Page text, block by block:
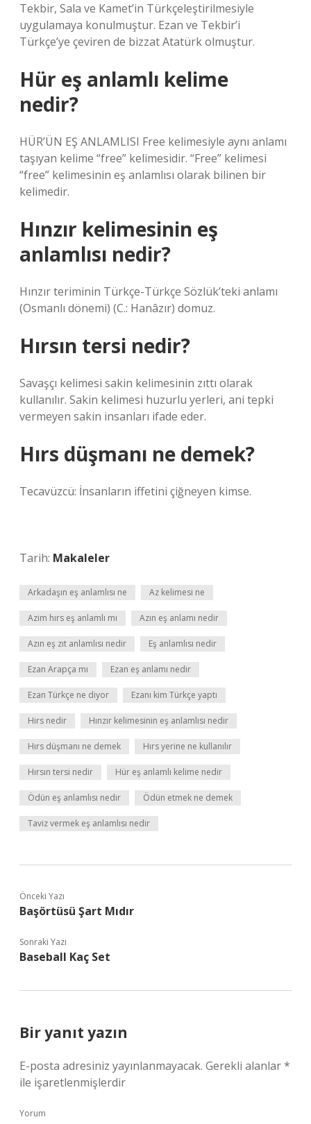
Tekbir, Sala ve Kamet’in Türkçeleştirilmesiyle
uygulamaya konulmuştur. Ezan ve Tekbir’i
Türkçe’ye çeviren de bizzat Atatürk olmuştur.
Hür eş anlamlı kelime
nedir?
HÜR’ÜN EŞ ANLAMLISI Free kelimesiyle aynı anlamı
taşıyan kelime “free” kelimesidir. “Free” kelimesi
“free” kelimesinin eş anlamlısı olarak bilinen bir
kelimedir.
Hınzır kelimesinin eş
anlamlısı nedir?
Hınzır teriminin Türkçe-Türkçe Sözlük’teki anlamı
(Osmanlı dönemi) (C.: Hanâzır) domuz.
Hırsın tersi nedir?
Savaşçı kelimesi sakin kelimesinin zıttı olarak
kullanılır. Sakin kelimesi huzurlu yerleri, ani tepki
vermeyen sakin insanları ifade eder.
Hırs düşmanı ne demek?
Tecavüzcü: İnsanların iffetini çiğneyen kimse.
Tarih: Makaleler
Arkadaşın eş anlamlısı ne Az kelimesi ne
Azim hırs eş anlamlı mı Azın eş anlamı nedir
Azın eş zıt anlamlısı nedir Eş anlamlısı nedir
Ezan Arapça mı Ezan eş anlamı nedir
Ezan Türkçe ne diyor Ezanı kim Türkçe yaptı
Hirs nedir Hınzır kelimesinin eş anlamlısı nedir
Hırs düşmanı ne demek Hırs yerine ne kullanılır
Hırsın tersi nedir Hür eş anlamlı kelime nedir
Ödün eş anlamlısı nedir Ödün etmek ne demek
Taviz vermek eş anlamlısı nedir
Önceki Yazı
Başörtüsü Şart Mıdır
Sonraki Yazı
Baseball Kaç Set
Bir yanıt yazın
E-posta adresiniz yayınlanmayacak. Gerekli alanlar*
ile işaretlenmişlerdir
Yorum